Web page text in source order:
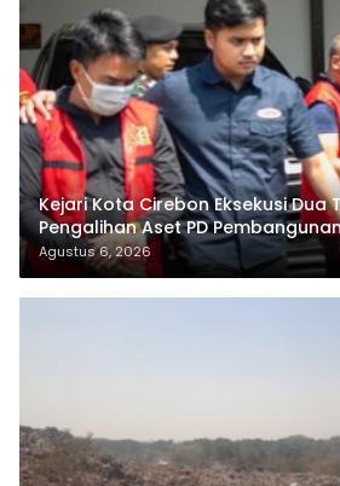
Kejari Kota Cirebon Eksekusi Dua
Pengalihan Aset PD
Agustus 6, 2026